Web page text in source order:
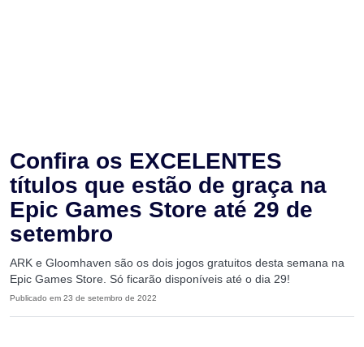
Confira os EXCELENTES
títulos que estão de graça na
Epic Games Store até 29 de
setembro
ARK e Gloomhaven são os dois jogos gratuitos desta semana na
Epic Games Store. Só ficarão disponíveis até o dia 29!
Publicado em 23 de setembro de 2022